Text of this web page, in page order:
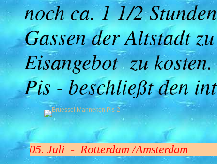
noch ca. 1 1/2
Gassen der Altstadt
Eisangebot zu
Pis - beschließt den
05. Juli - Rotterdam /Amsterdam